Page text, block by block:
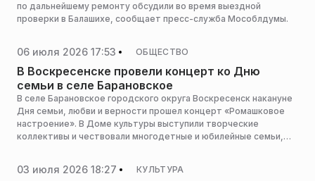
по дальнейшему ремонту обсудили во время выездной
проверки в Балашихе, сообщает пресс-служба Мособлдумы.
06 июля 2026 17:53 ОБЩЕСТВО
В Воскресенске провели концерт ко Дню
семьи в селе Барановское
В селе Барановское городского округа Воскресенск накануне
Дня семьи, любви и верности прошел концерт «Ромашковое
настроение». В Доме культуры выступили творческие
коллективы и чествовали многодетные и юбилейные семьи,
03 июля 2026 18:27 КУЛЬТУРА